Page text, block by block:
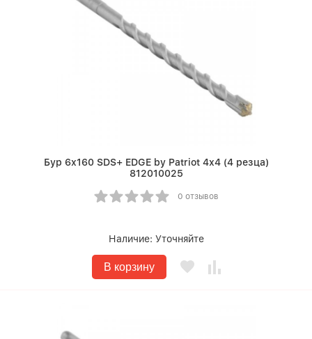
Бур 6х160 SDS+ EDGE by Patriot 4х4 (4 резца)
812010025
0 отзывов
Наличие: Уточняйте
В корзину